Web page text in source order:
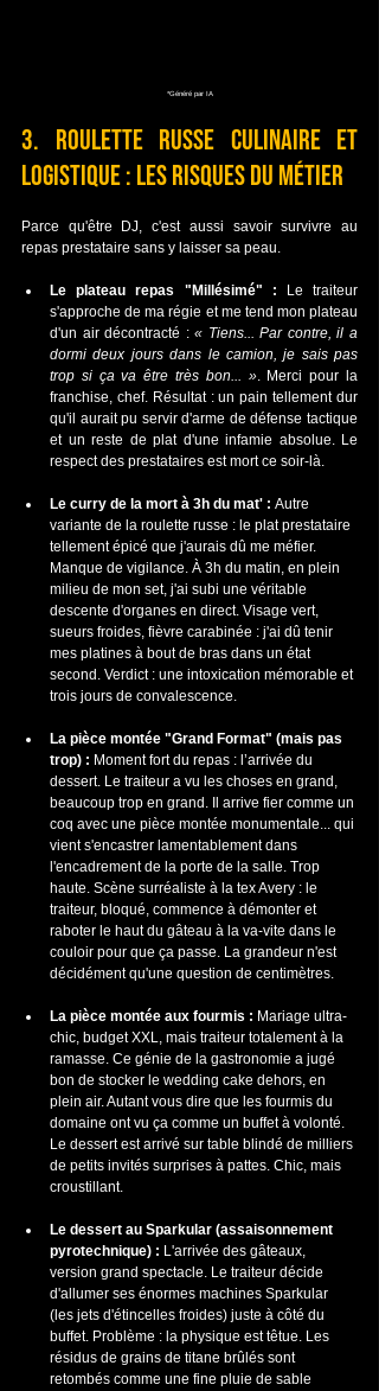
*Généré par IA
3. Roulette russe culinaire et
logistique : les risques du métier
Parce qu'être DJ, c'est aussi savoir survivre au
repas prestataire sans y laisser sa peau.
Le plateau repas "Millésimé" : Le traiteur
s'approche de ma régie et me tend mon plateau
d'un air décontracté : « Tiens... Par contre, il a
dormi deux jours dans le camion, je sais pas
trop si ça va être très bon... ». Merci pour la
franchise, chef. Résultat : un pain tellement dur
qu'il aurait pu servir d'arme de défense tactique
et un reste de plat d'une infamie absolue. Le
respect des prestataires est mort ce soir-là.
Le curry de la mort à 3h du mat' : Autre
variante de la roulette russe : le plat prestataire
tellement épicé que j'aurais dû me méfier.
Manque de vigilance. À 3h du matin, en plein
milieu de mon set, j'ai subi une véritable
descente d'organes en direct. Visage vert,
sueurs froides, fièvre carabinée : j'ai dû tenir
mes platines à bout de bras dans un état
second. Verdict : une intoxication mémorable et
trois jours de convalescence.
La pièce montée "Grand Format" (mais pas
trop) : Moment fort du repas : l’arrivée du
dessert. Le traiteur a vu les choses en grand,
beaucoup trop en grand. Il arrive fier comme un
coq avec une pièce montée monumentale... qui
vient s'encastrer lamentablement dans
l'encadrement de la porte de la salle. Trop
haute. Scène surréaliste à la tex Avery : le
traiteur, bloqué, commence à démonter et
raboter le haut du gâteau à la va-vite dans le
couloir pour que ça passe. La grandeur n'est
décidément qu'une question de centimètres.
La pièce montée aux fourmis : Mariage ultra-
chic, budget XXL, mais traiteur totalement à la
ramasse. Ce génie de la gastronomie a jugé
bon de stocker le wedding cake dehors, en
plein air. Autant vous dire que les fourmis du
domaine ont vu ça comme un buffet à volonté.
Le dessert est arrivé sur table blindé de milliers
de petits invités surprises à pattes. Chic, mais
croustillant.
Le dessert au Sparkular (assaisonnement
pyrotechnique) : L'arrivée des gâteaux,
version grand spectacle. Le traiteur décide
d'allumer ses énormes machines Sparkular
(les jets d'étincelles froides) juste à côté du
buffet. Problème : la physique est têtue. Les
résidus de grains de titane brûlés sont
retombés comme une fine pluie de sable